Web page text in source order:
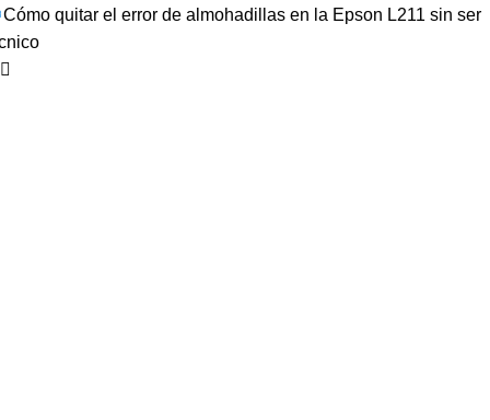
Cómo quitar el error de almohadillas en la Epson L211 sin ser